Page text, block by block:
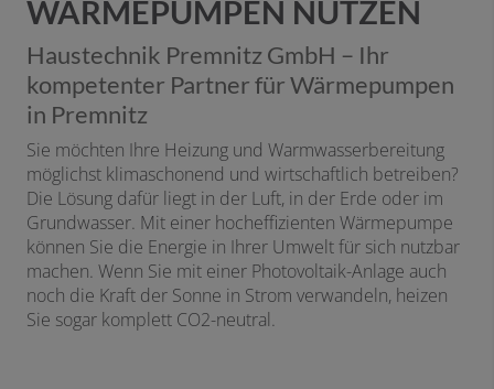
WÄRMEPUMPEN NUTZEN
Haustechnik Premnitz GmbH – Ihr
kompetenter Partner für Wärmepumpen
in Premnitz
Sie möchten Ihre Heizung und Warmwasserbereitung
möglichst klimaschonend und wirtschaftlich betreiben?
Die Lösung dafür liegt in der Luft, in der Erde oder im
Grundwasser. Mit einer hocheffizienten Wärmepumpe
können Sie die Energie in Ihrer Umwelt für sich nutzbar
machen. Wenn Sie mit einer Photovoltaik-Anlage auch
noch die Kraft der Sonne in Strom verwandeln, heizen
Sie sogar komplett CO2-neutral.